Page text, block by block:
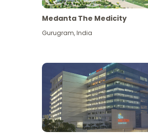
Medanta The Medicity
Gurugram,India